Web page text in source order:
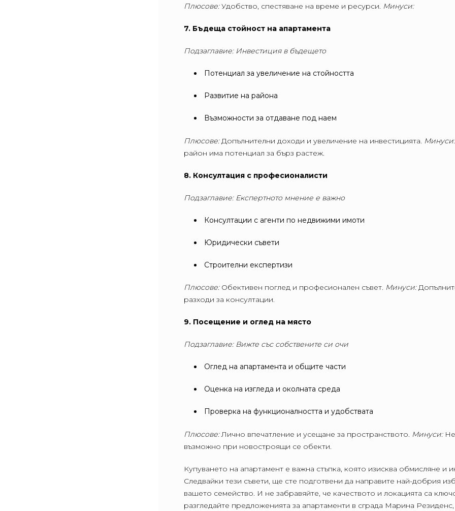
Плюсове:Удобство, спестяване на време и ресурси. Минуси:
7. Бъдеща стойност на апартамента
Подзаглавие: Инвестиция в бъдещето
Потенциал за увеличение на стойността
Развитие на района
Възможности за отдаване под наем
Плюсове:Допълнителни доходи и увеличение на инвестицията. Минуси:
район има потенциал за бърз растеж.
8. Консултация с професионалисти
Подзаглавие: Експертното мнение е важно
Консултации с агенти по недвижими имоти
Юридически съвети
Строителни експертизи
Плюсове:Обективен поглед и професионален съвет. Минуси:
разходи за консултации.
9. Посещение и оглед на място
Подзаглавие: Вижте със собствените си очи
Оглед на апартамента и общите части
Оценка на изгледа и околната среда
Проверка на функционалността и удобствата
Плюсове:Лично впечатление и усещане за пространството. Минуси:Не
възможно при новостроящи се обекти.
Купуването на апартамент е важна стъпка, която изисква обмисляне и
Следвайки тези съвети, ще сте подготвени да направите най-добрия
вашето семейство. И не забравяйте, че качеството и локацията са
разгледайте предложенията за апартаменти в сграда Марина